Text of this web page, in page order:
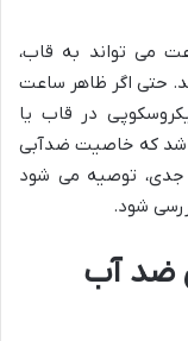
می تواند به قاب،
حتی اگر ظاهر ساعت
در قاب یا
که خاصیت ضدآبی
جدی، توصیه می شود
شود.
ضد آب